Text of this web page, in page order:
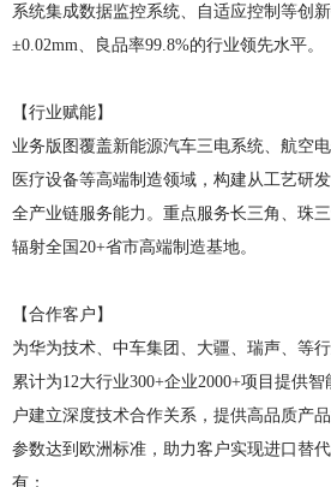
系统集成数据监控系统、自适应控制等创
±0.02mm、良品率99.8%的行业领先水平。
【行业赋能】
业务版图覆盖新能源汽车三电系统、航空
医疗设备等高端制造领域，构建从工艺研
全产业链服务能力。重点服务长三角、珠
辐射全国20+省市高端制造基地。
【合作客户】
为华为技术、中车集团、大疆、瑞声、等
累计为12大行业300+企业2000+项目提供
户建立深度技术合作关系，提供高品质产
参数达到欧洲标准，助力客户实现进口替
有：